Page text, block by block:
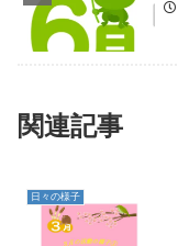
関連記事
日々の様子